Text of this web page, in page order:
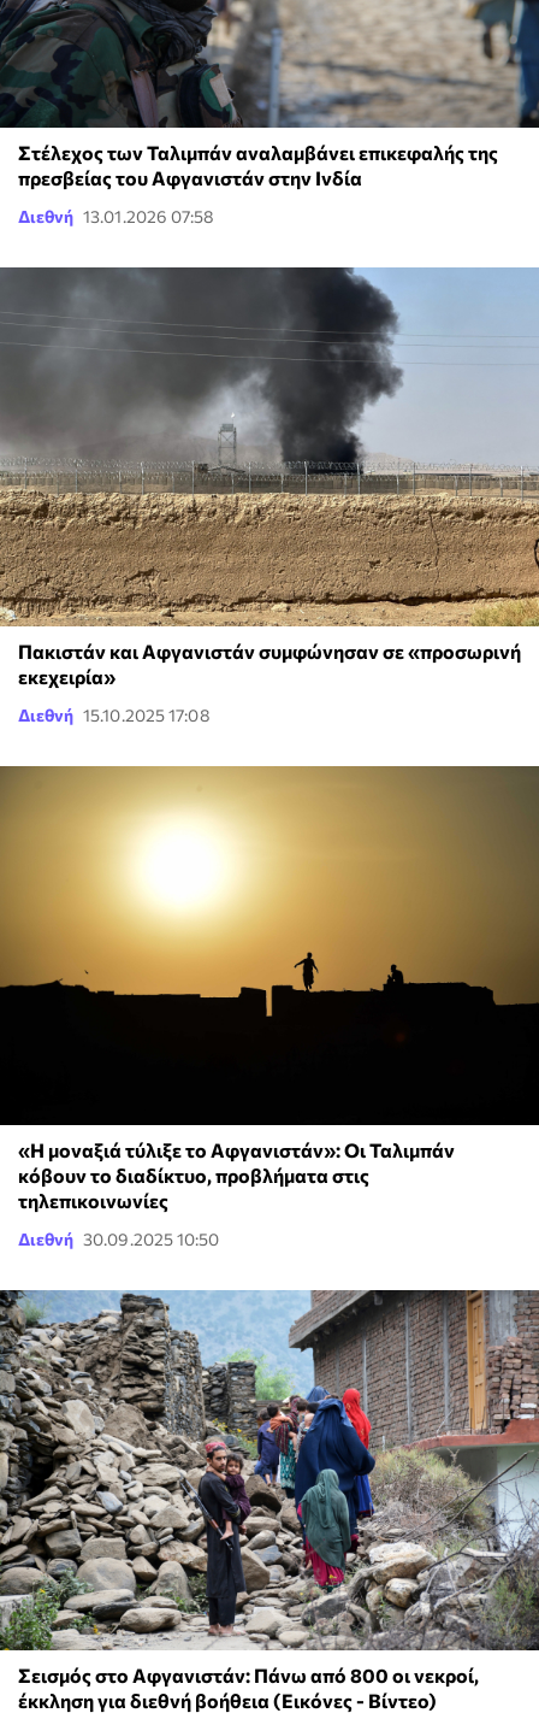
Στέλεχος των Ταλιμπάν αναλαμβάνει επικεφαλής της
πρεσβείας του Αφγανιστάν στην Ινδία
Διεθνή 13.01.2026 07:58
Πακιστάν και Αφγανιστάν συμφώνησαν σε «προσωρινή
εκεχειρία»
Διεθνή 15.10.2025 17:08
«Η μοναξιά τύλιξε το Αφγανιστάν»: Οι Ταλιμπάν
κόβουν το διαδίκτυο, προβλήματα στις
τηλεπικοινωνίες
Διεθνή 30.09.2025 10:50
Σεισμός στο Αφγανιστάν: Πάνω από 800 οι νεκροί,
έκκληση για διεθνή βοήθεια (Εικόνες - Βίντεο)